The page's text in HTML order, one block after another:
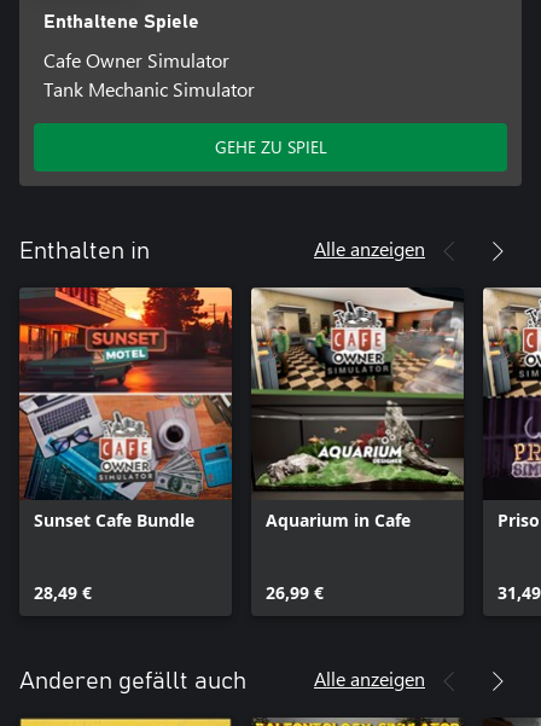
Enthaltene Spiele
Cafe Owner Simulator
Tank Mechanic Simulator
GEHE ZU SPIEL
Enthalten in Alle anzeigen
Sunset Cafe Bundle
28,49 €
Aquarium in Cafe
26,99 €
Anderen gefällt auch Alle anzeigen